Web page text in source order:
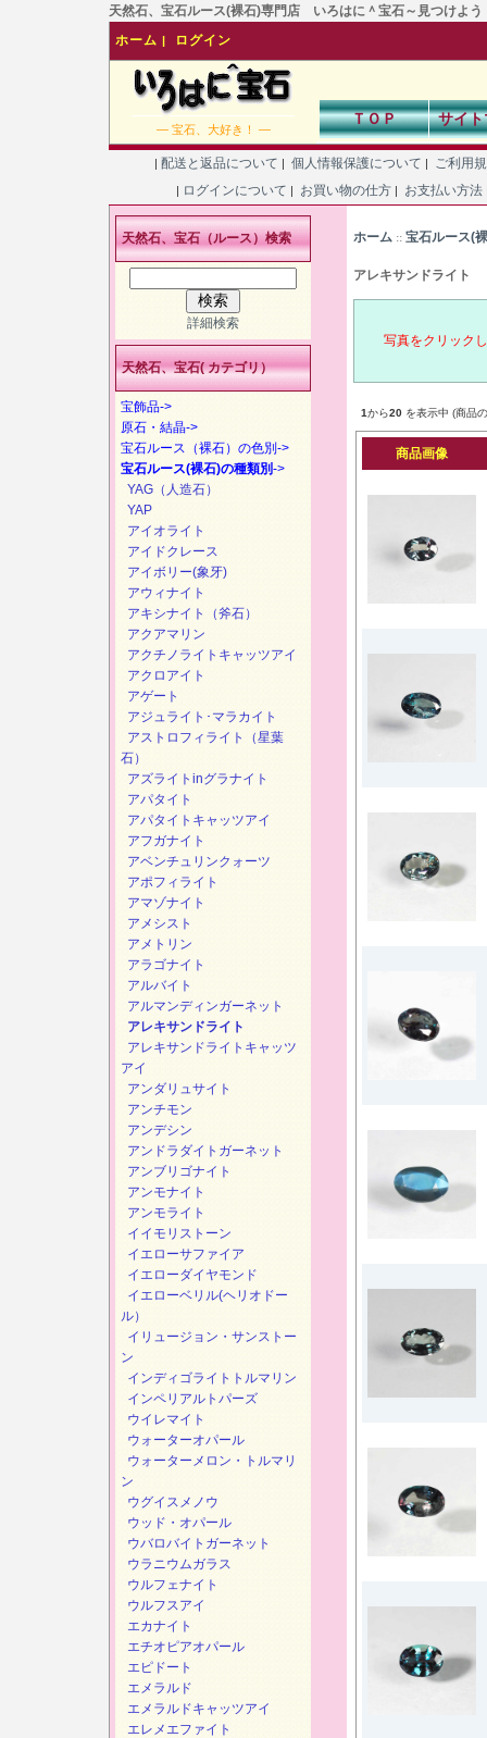
天然石、宝石ルース(裸石)専門店 いろはに＾宝石～見つけよ
ホーム | ログイン
― 宝石、大好き！ ―
ＴＯＰ サイ
| 配送と返品について | 個人情報保護について | ご利用
| ログインについて | お買い物の仕方 | お支払い方法
ホーム :: 宝石ルース(
アレキサンドライト
写真をクリック
1から20 を表示中 (商品
商品画像
天然石、宝石（ルース）検索
詳細検索
天然石、宝石( カテゴリ）
宝飾品->
原石・結晶->
宝石ルース（裸石）の色別->
宝石ルース(裸石)の種類別->
YAG（人造石）
YAP
アイオライト
アイドクレース
アイボリー(象牙)
アウィナイト
アキシナイト（斧石）
アクアマリン
アクチノライトキャッツアイ
アクロアイト
アゲート
アジュライト･マラカイト
アストロフィライト（星葉
石）
アズライトinグラナイト
アパタイト
アパタイトキャッツアイ
アフガナイト
アベンチュリンクォーツ
アポフィライト
アマゾナイト
アメシスト
アメトリン
アラゴナイト
アルバイト
アルマンディンガーネット
アレキサンドライト
アレキサンドライトキャッツ
アイ
アンダリュサイト
アンチモン
アンデシン
アンドラダイトガーネット
アンブリゴナイト
アンモナイト
アンモライト
イイモリストーン
イエローサファイア
イエローダイヤモンド
イエローベリル(ヘリオドー
ル）
イリュージョン・サンストー
ン
インディゴライトトルマリン
インペリアルトパーズ
ウイレマイト
ウォーターオパール
ウォーターメロン・トルマリ
ン
ウグイスメノウ
ウッド・オパール
ウバロバイトガーネット
ウラニウムガラス
ウルフェナイト
ウルフスアイ
エカナイト
エチオピアオパール
エピドート
エメラルド
エメラルドキャッツアイ
エレメエファイト